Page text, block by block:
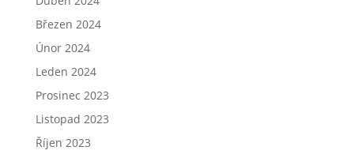
Březen 2024
Únor 2024
Leden 2024
Prosinec 2023
Listopad 2023
Říjen 2023